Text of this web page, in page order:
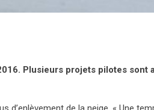
Plusieurs projets pilotes